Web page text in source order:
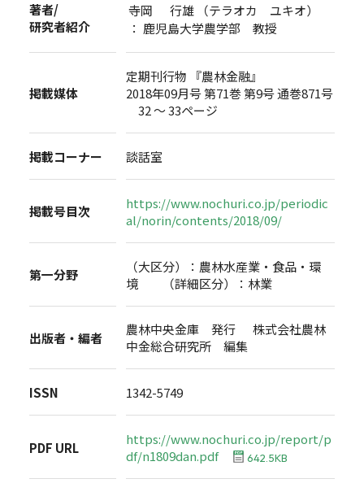
著者/
研究者紹介
寺岡 行雄 （テラオカ ユキオ）
： 鹿児島大学農学部 教授
掲載媒体
定期刊行物 『農林金融』
2018年09月号 第71巻 第9号 通巻871号
32 ～ 33ページ
掲載コーナー 談話室
掲載号目次
https://www.nochuri.co.jp/periodic
al/norin/contents/2018/09/
第一分野
（大区分）：農林水産業・食品・環
境 （詳細区分）：林業
出版者・編者
農林中央金庫 発行 株式会社農林
中金総合研究所 編集
ISSN 1342-5749
PDF URL
https://www.nochuri.co.jp/report/p
df/n1809dan.pdf
642.5KB